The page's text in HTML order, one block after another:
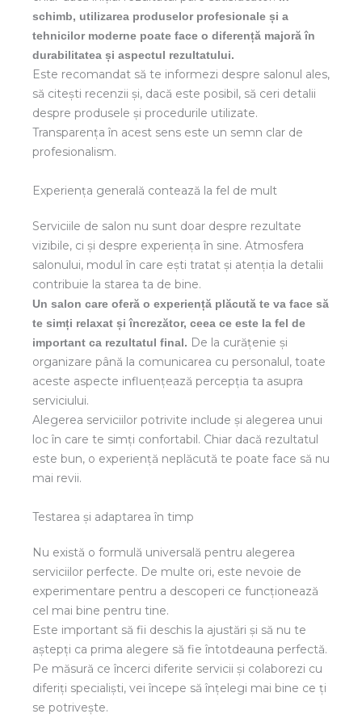
schimb, utilizarea produselor profesionale și a
tehnicilor moderne poate face o diferență majoră în
durabilitatea și aspectul rezultatului.
Este recomandat să te informezi despre salonul ales,
să citești recenzii și, dacă este posibil, să ceri detalii
despre produsele și procedurile utilizate.
Transparența în acest sens este un semn clar de
profesionalism.
Experiența generală contează la fel de mult
Serviciile de salon nu sunt doar despre rezultate
vizibile, ci și despre experiența în sine. Atmosfera
salonului, modul în care ești tratat și atenția la detalii
contribuie la starea ta de bine.
Un salon care oferă o experiență plăcută te va face să
te simți relaxat și încrezător, ceea ce este la fel de
important ca rezultatul final. De la curățenie și
organizare până la comunicarea cu personalul, toate
aceste aspecte influențează percepția ta asupra
serviciului.
Alegerea serviciilor potrivite include și alegerea unui
loc în care te simți confortabil. Chiar dacă rezultatul
este bun, o experiență neplăcută te poate face să nu
mai revii.
Testarea și adaptarea în timp
Nu există o formulă universală pentru alegerea
serviciilor perfecte. De multe ori, este nevoie de
experimentare pentru a descoperi ce funcționează
cel mai bine pentru tine.
Este important să fii deschis la ajustări și să nu te
aștepți ca prima alegere să fie întotdeauna perfectă.
Pe măsură ce încerci diferite servicii și colaborezi cu
diferiți specialiști, vei începe să înțelegi mai bine ce ți
se potrivește.